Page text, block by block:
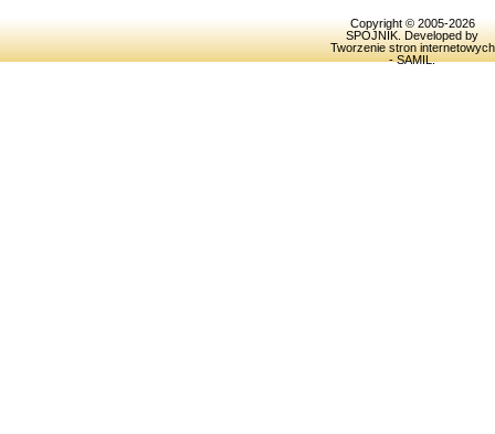
Copyright © 2005-2026
SPOJNIK . Developed by
Tworzenie stron internetowych
- SAMIL.